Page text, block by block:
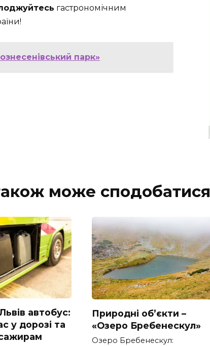
гастрономічним
парк»
може сподобатися
автобус:
у дорозі та
Природні об’єкти –
«Озеро Бребенескул»
Озеро Бребенескул: